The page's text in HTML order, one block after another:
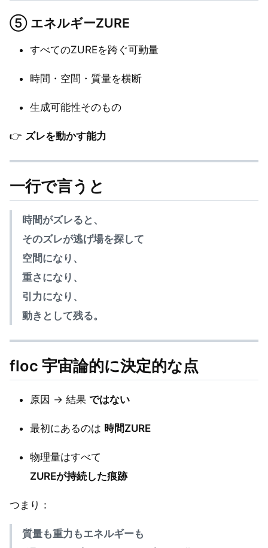
⑤ エネルギーZURE
すべてのZUREを跨ぐ可動量
時間・空間・質量を横断
生成可能性そのもの
👉 ズレを動かす能力
一行で言うと
時間がズレると、
そのズレが逃げ場を探して
空間になり、
重さになり、
引力になり、
動きとして残る。
floc 宇宙論的に決定的な点
原因 → 結果 ではない
最初にあるのは 時間ZURE
物理量はすべて
ZUREが持続した痕跡
つまり：
質量も重力もエネルギーも